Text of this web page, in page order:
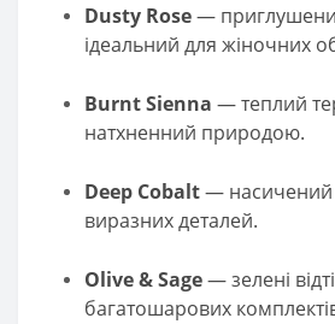
Dusty Rose—
ідеальний для жіночних
Burnt Sienna — теплий
натхненний природою.
Deep Cobalt— насичений
виразних деталей.
Olive & Sage— зелені
багатошарових